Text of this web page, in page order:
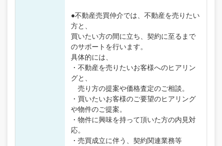
●不動産売買仲介では、不動産を売りたい
方と、
買いたい方の間に立ち、契約に至るまで
のサポートを行います。
具体的には、
・不動産を売りたいお客様へのヒアリン
グと、
売り方の提案や価格査定のご相談。
・買いたいお客様のご要望のヒアリング
や物件のご提案。
・物件に興味を持って頂いた方の内見対
応。
・売買成立に伴う、契約関連業務等